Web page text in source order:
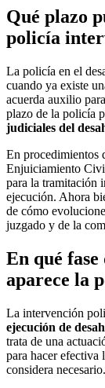
Qué plazo
policía
La policía en el
cuando ya existe
acuerda auxilio
plazo de la policía
judiciales del
En procedimientos
Enjuiciamiento
para la tramitación
ejecución. Ahora
de cómo
juzgado y de la
En qué fase
aparece la
La intervención
ejecución de
trata de una
para hacer efectiva
considera necesario.